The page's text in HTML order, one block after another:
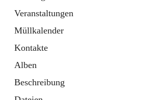
Veranstaltungen
Müllkalender
Kontakte
Alben
Beschreibung
Tab